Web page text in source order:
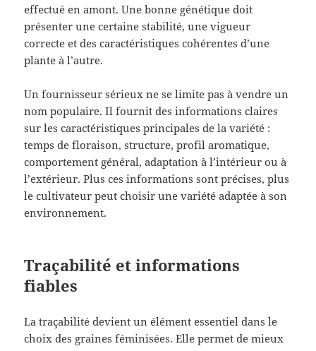
effectué en amont. Une bonne génétique doit
présenter une certaine stabilité, une vigueur
correcte et des caractéristiques cohérentes d’une
plante à l’autre.
Un fournisseur sérieux ne se limite pas à vendre un
nom populaire. Il fournit des informations claires
sur les caractéristiques principales de la variété :
temps de floraison, structure, profil aromatique,
comportement général, adaptation à l’intérieur ou à
l’extérieur. Plus ces informations sont précises, plus
le cultivateur peut choisir une variété adaptée à son
environnement.
Traçabilité et informations
fiables
La traçabilité devient un élément essentiel dans le
choix des graines féminisées. Elle permet de mieux